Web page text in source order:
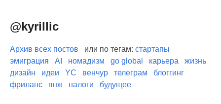
@kyrillic
Архив всех постов или по тегам: стартапы
эмиграция
AI номадизм go global карьера
жизнь
дизайн
идеи YC венчур телеграм
блоггинг
фриланс
внж налоги будущее